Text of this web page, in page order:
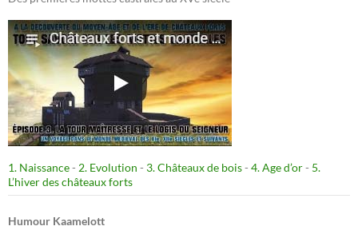
1. Naissance- 2. Evolution - 3. Châteaux de bois- 4. Age d’or- 5.
L’hiver des châteaux forts
Humour Kaamelott